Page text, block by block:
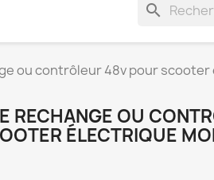
search
ou contrôleur 48v pour
RECHANGE OU
ÉLECTRIQUE